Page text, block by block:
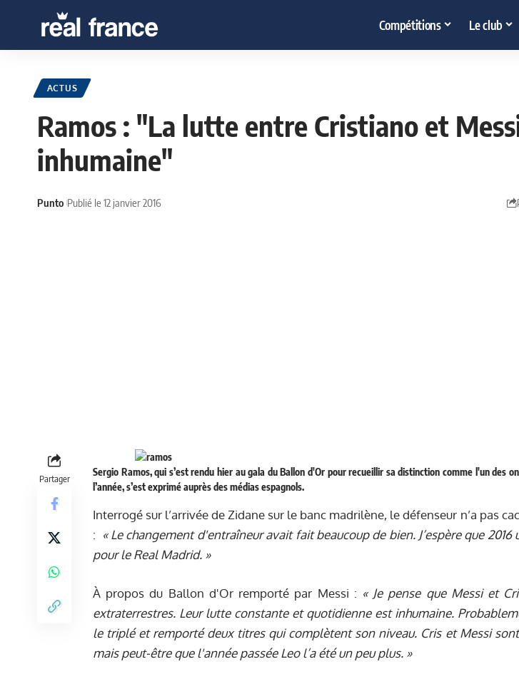
Compétitions Le club
ACTUS
Ramos : "La lutte entre Cristiano et
inhumaine"
Punto Publié le 12 janvier 2016
Partager
Sergio Ramos, qui s’est rendu hier au gala du Ballon d'Or pour recueillir sa distinction comme l'un des
l’année, s’est exprimé auprès des médias espagnols.
Interrogé sur l’arrivée de Zidane sur le banc madrilène, le défenseur n’a pas
: « Le changement d'entraîneur avait fait beaucoup de bien. J’espère que 2016
pour le Real Madrid. »
À propos du Ballon d'Or remporté par Messi : « Je pense que Messi et
extraterrestres. Leur lutte constante et quotidienne est inhumaine.
le triplé et remporté deux titres qui complètent son niveau. Cris et Messi
mais peut-être que l'année passée Leo l’a été un peu plus. »